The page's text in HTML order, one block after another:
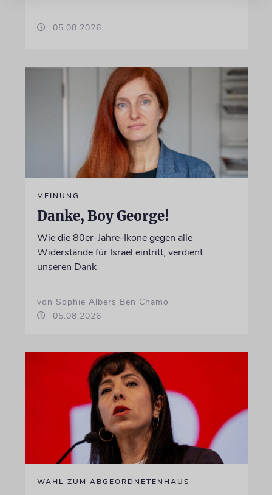
05.08.2026
MEINUNG
Danke, Boy George!
Wie die 80er-Jahre-Ikone gegen alle
Widerstände für Israel eintritt, verdient
unseren Dank
von Sophie Albers Ben Chamo
05.08.2026
WAHL ZUM ABGEORDNETENHAUS